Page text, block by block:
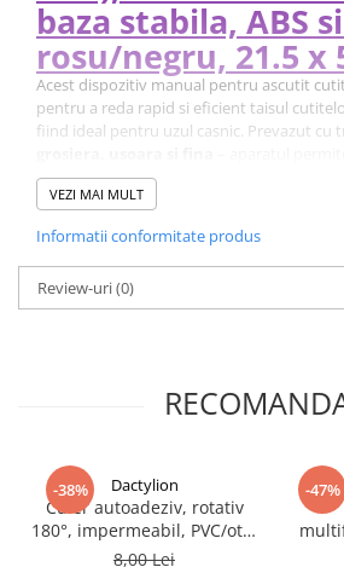
baza stabila, ABS
rosu/negru, 21.5 x
Acest dispozitiv manual pentru ascutit
pentru a reda rapid si eficient taisul
fiind ideal pentru uzul casnic. Prevazut cu
progresiva, de la reconditionare profunda
astfel incat cutitele sa ramana mereu
VEZI MAI MULT
Informatii conformitate produs
Review-uri(0)
-38% Dactylion
Cuier autoadeziv, rotativ
180°, impermeabil, PVC/otel
inoxidabil, 5.5x5.5 cm,
8,00 Lei
-47%